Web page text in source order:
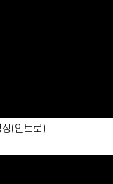
(인트로)